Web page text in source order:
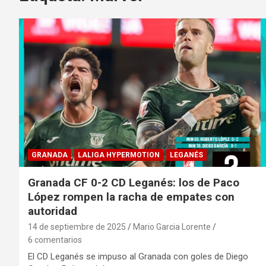
GRANADA LALIGA HYPERMOTION LEGANÉS
Granada CF 0-2 CD Leganés: los de Paco
López rompen la racha de empates con
autoridad
14 de septiembre de 2025
Mario Garcia Lorente
6 comentarios
El CD Leganés se impuso al Granada con goles de Diego